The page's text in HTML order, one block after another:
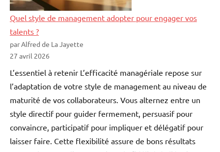
Quel style de management adopter pour engager vos
talents ?
par Alfred de La Jayette
27 avril 2026
L’essentiel à retenir L’efficacité managériale repose sur
l’adaptation de votre style de management au niveau de
maturité de vos collaborateurs. Vous alternez entre un
style directif pour guider fermement, persuasif pour
convaincre, participatif pour impliquer et délégatif pour
laisser faire. Cette flexibilité assure de bons résultats